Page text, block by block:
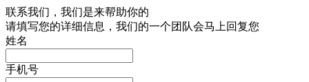
联系我们，我们是来帮助你的
请填写您的详细信息，我们的一个团队会马上回复您
姓名
手机号